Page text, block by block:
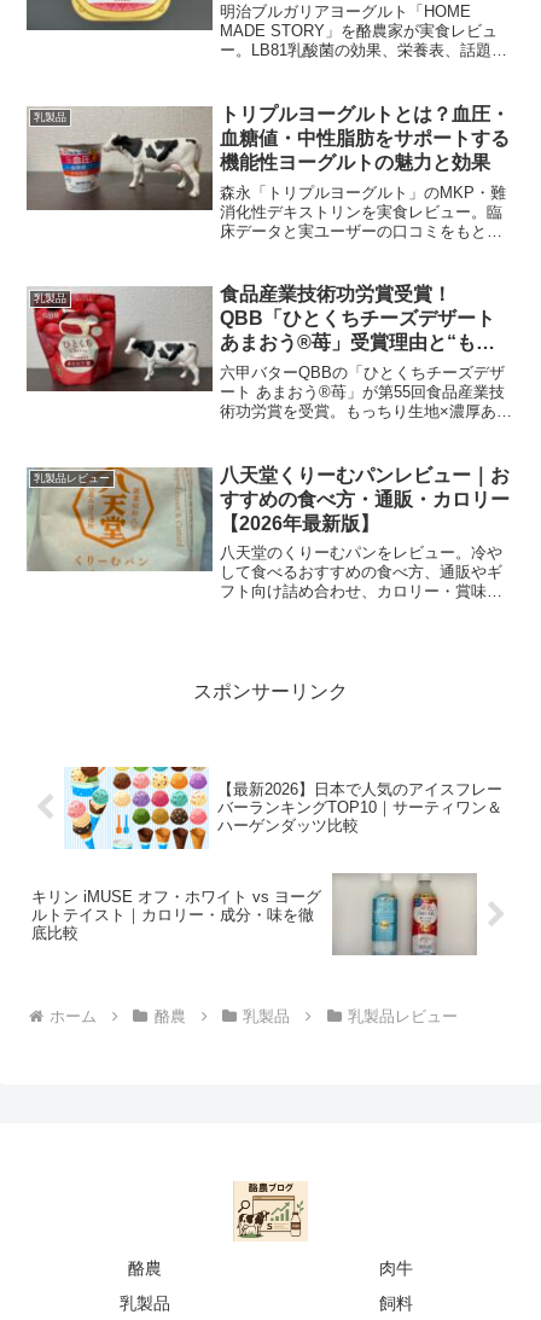
ピ
明治ブルガリアヨーグルト「HOME
MADE STORY」を酪農家が実食レビュ
ー。LB81乳酸菌の効果、栄養表、話題の
乳製品
トリプルヨーグルトとは？血圧・
血糖値・中性脂肪をサポートする
機能性ヨーグルトの魅力と効果
森永「トリプルヨーグルト」のMKP・難
消化性デキストリンを実食レビュー。臨
床データと実ユーザーの口コミをもと
にまとめます。
乳製品
食品産業技術功労賞受賞！
QBB「ひとくちチーズデザート
あまおう®苺」受賞理由と“もっ
ちり”の技術解説
六甲バターQBBの「ひとくちチーズデザ
ート あまおう®苺」が第55回食品産業技
術功労賞を受賞。もっちり生地×濃厚あま
乳製品レビュー
八天堂くりーむパンレビュー｜お
すすめの食べ方・通販・カロリー
【2026年最新版】
八天堂のくりーむパンをレビュー。冷や
して食べるおすすめの食べ方、通販やギ
フト向け詰め合わせ、カロリー・賞味期
スポンサーリンク
【最新2026】日本で人気のアイスフレー
バーランキングTOP10｜サーティワン＆
ハーゲンダッツ比較
キリン iMUSE オフ・ホワイト vs ヨーグ
ルトテイスト｜カロリー・成分・味を徹
底比較
ホーム 酪農 乳製品 乳製品レビュー
酪農
肉牛
乳製品
飼料